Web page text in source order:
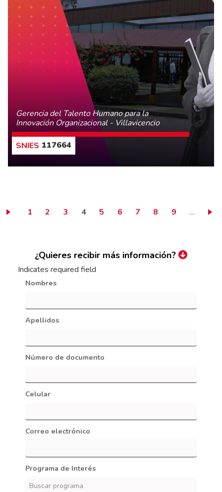
Gerencia del Talento Humano para la
Innovación Organizacional - Villavicencio
117664
Page
1 Page
2 Page
3 Página actual
4 Page
5 Page
6 Page
7 Page
8 Page
9 …
¿Quieres recibir más información?
Indicates required field
Nombres
Apellidos
Número de documento
Celular
Correo electrónico
Programa de Interés